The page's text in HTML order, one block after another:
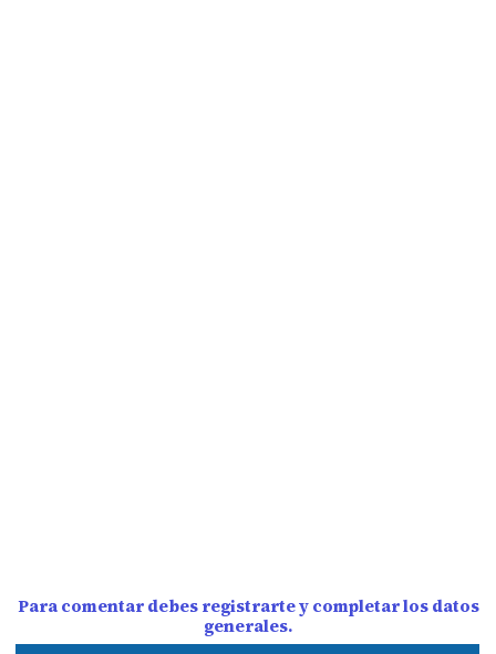
Para comentar debes registrarte y completar los datos
generales.